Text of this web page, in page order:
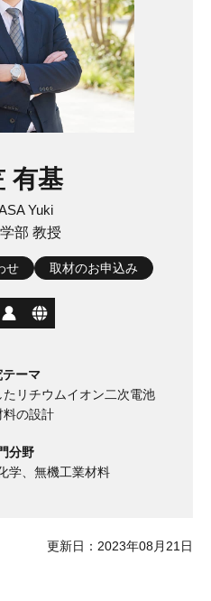
有基
Yuki
部 教授
せ 取材のお申込み
テーマ
リチウムイオン二次電池
料の設計
分野
学、無機工業材料
更新日：2023年08月21日